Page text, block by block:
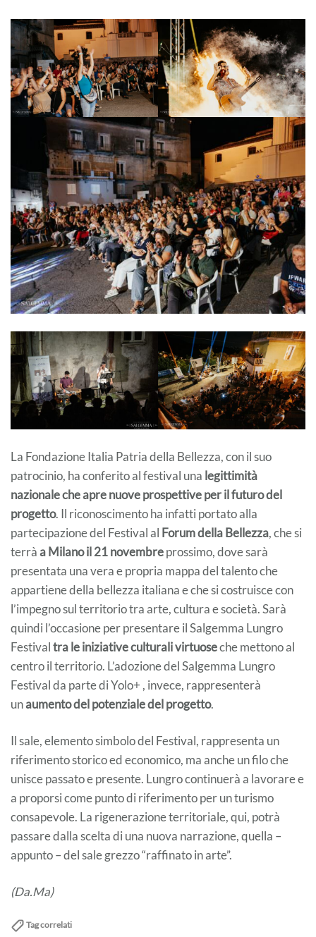
La Fondazione Italia Patria della Bellezza, con il suo
patrocinio, ha conferito al festival una legittimità
nazionale che apre nuove prospettive per il futuro del
progetto. Il riconoscimento ha infatti portato alla
partecipazione del Festival al Forum della Bellezza, che si
terràa Milano il 21 novembreprossimo, dove sarà
presentata una vera e propria mappa del talento che
appartiene della bellezza italiana e che si costruisce con
l’impegno sul territorio tra arte, cultura e società. Sarà
quindi l’occasione per presentare il Salgemma Lungro
Festivaltra le iniziative culturali virtuoseche mettono al
centro il territorio. L’adozione del Salgemma Lungro
Festival da parte di Yolo+ , invece, rappresenterà
unaumento del potenziale del progetto.
Il sale, elemento simbolo del Festival, rappresenta un
riferimento storico ed economico, ma anche un filo che
unisce passato e presente. Lungro continuerà a lavorare e
a proporsi come punto di riferimento per un turismo
consapevole. La rigenerazione territoriale, qui, potrà
passare dalla scelta di una nuova narrazione, quella –
appunto – del sale grezzo “raffinato in arte”.
(Da.Ma)
Tag correlati